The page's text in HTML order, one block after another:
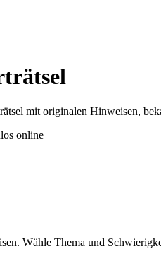
mit originalen Hinweisen,
online
Wähle Thema und